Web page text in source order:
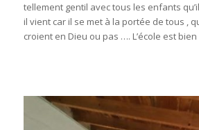
tellement gentil avec tous les enfants
il vient car il se met à la portée de tous ,
croient en Dieu ou pas …. L’école est